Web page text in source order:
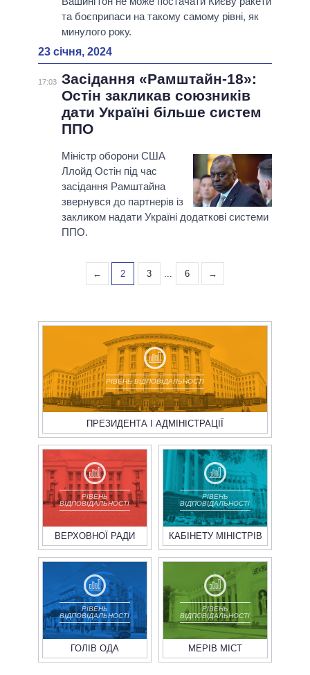
та боєприпаси на такому самому рівні, як
минулого року.
23 січня, 2024
17:03 Засідання «Рамштайн-18»:
Остін закликав союзників
дати Україні більше систем
ППО
Міністр оборони США
Ллойд Остін під час
засідання Рамштайна
звернувся до партнерів із
закликом надати Україні додаткові системи
ППО.
← 2 3 ... 6 →
РІВЕНЬ ВІДПОВІДАЛЬНОСТІ
ПРЕЗИДЕНТА І АДМІНІСТРАЦІЇ
РІВЕНЬ
ВІДПОВІДАЛЬНОСТІ
ВЕРХОВНОЇ РАДИ
РІВЕНЬ
ВІДПОВІДАЛЬНОСТІ
КАБІНЕТУ МІНІСТРІВ
РІВЕНЬ
ВІДПОВІДАЛЬНОСТІ
ГОЛІВ ОДА
РІВЕНЬ
ВІДПОВІДАЛЬНОСТІ
МЕРІВ МІСТ